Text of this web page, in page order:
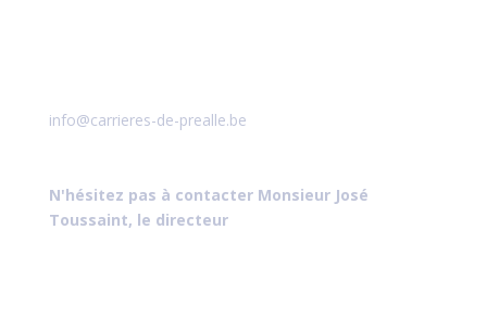
info@carrieres-de-prealle.be
N'hésitez pas à contacter Monsieur José
Toussaint, le directeur